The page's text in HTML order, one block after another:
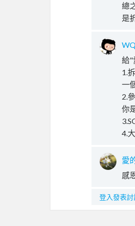
總
是
給"
1.
一
2.
你
4.
愛
感
登入發表討